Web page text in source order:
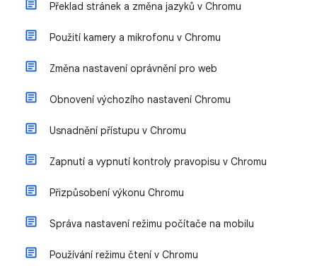
Překlad stránek a změna jazyků v Chromu
Použití kamery a mikrofonu v Chromu
Změna nastavení oprávnění pro web
Obnovení výchozího nastavení Chromu
Usnadnění přístupu v Chromu
Zapnutí a vypnutí kontroly pravopisu v Chromu
Přizpůsobení výkonu Chromu
Správa nastavení režimu počítače na mobilu
Používání režimu čtení v Chromu